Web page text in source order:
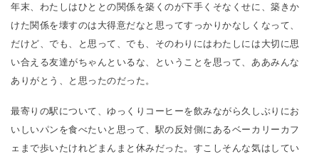
年末、わたしはひととの関係を築くのが下手くそなくせに、築きか
けた関係を壊すのは大得意だなと思ってすっかりかなしくなって、
だけど、でも、と思って、でも、そのわりにはわたしには大切に思
い合える友達がちゃんといるな、ということを思って、ああみんな
ありがとう、と思ったのだった。
最寄りの駅について、ゆっくりコーヒーを飲みながら久しぶりにお
いしいパンを食べたいと思って、駅の反対側にあるベーカリーカフ
ェまで歩いたけれどまんまと休みだった。すこしそんな気はしてい